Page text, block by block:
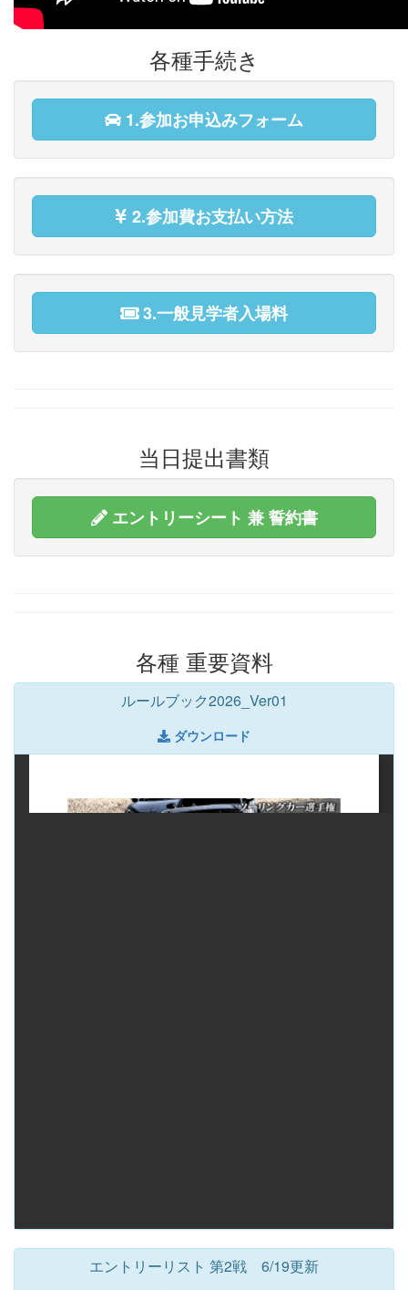
各種手続き
1.参加お申込みフォーム
2.参加費お支払い方法
3.一般見学者入場料
当日提出書類
エントリーシート 兼 誓約書
各種 重要資料
ルールブック2026_Ver01
ダウンロード
エントリーリスト 第2戦 6/19更新